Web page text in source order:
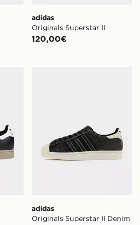
adidas
Originals Superstar II
120,00€
adidas
Originals Superstar II Denim